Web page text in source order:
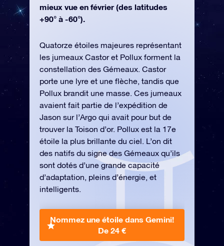
mieux vue en février (des latitudes
+90° à -60°).
Quatorze étoiles majeures représentant
les jumeaux Castor et Pollux forment la
constellation des Gémeaux. Castor
porte une lyre et une flèche, tandis que
Pollux brandit une masse. Ces jumeaux
avaient fait partie de l’expédition de
Jason sur l’Argo qui avait pour but de
trouver la Toison d’or. Pollux est la 17e
étoile la plus brillante du ciel. L’on dit
des natifs du signe des Gémeaux qu’ils
sont dotés d’une grande capacité
d’adaptation, pleins d’énergie, et
intelligents.
Nommez une étoile dans Gemini!
De 24 €